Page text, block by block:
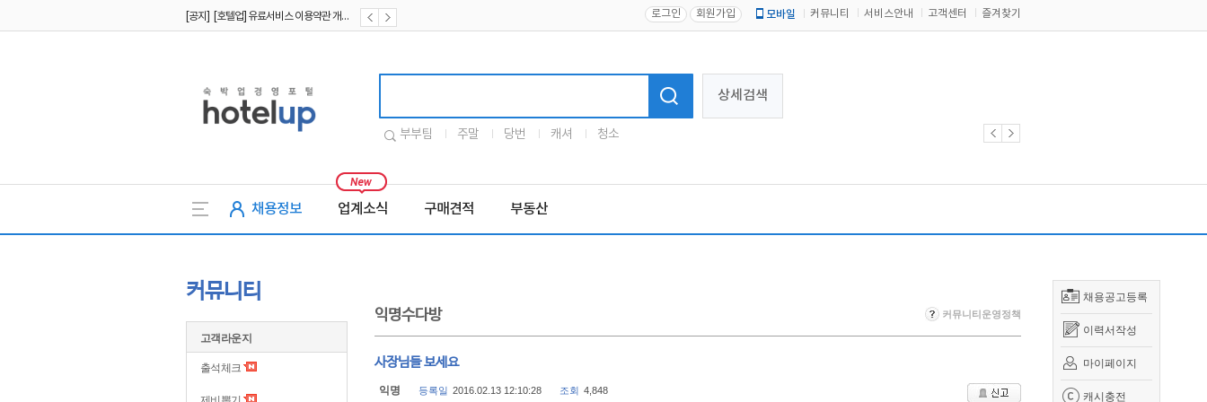
[공지] [호텔업] 개인정보 처리방침 개정본2 (19.09.02) 로그인 회원가입 모바일 커뮤니티 서비스안내 고객센터 즐겨찾기
상세검색
부부팀 주말 당번 캐셔 청소
채용정보 업계소식 구매견적 부동산
채용공고등록
이력서작성
마이페이지
캐시충전
커뮤니티
고객라운지
출석체크
익명수다방 커뮤니티운영정책
사장님들 보세요
익명 등록일 2016.02.13 12:10:28 조회 4,848